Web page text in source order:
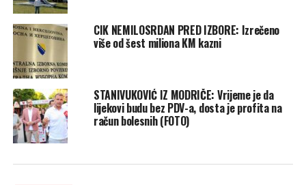
CIK NEMILOSRDAN PRED IZBORE: Izrečeno
više od šest miliona KM kazni
STANIVUKOVIĆ IZ MODRIČE: Vrijeme je da
lijekovi budu bez PDV-a, dosta je profita na
račun bolesnih (FOTO)